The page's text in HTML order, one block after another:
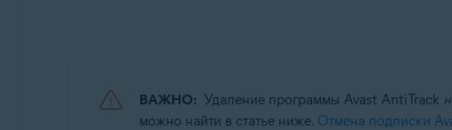
Операционные системы:
ВАЖНО: Удаление программы Avast AntiTrack
можно найти в статье ниже. Отмена подписки